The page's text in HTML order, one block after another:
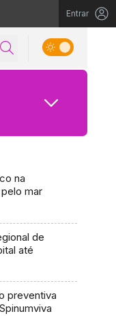
Entrar
na
mar
de
até
preventiva